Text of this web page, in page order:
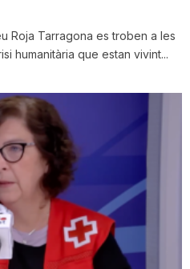
Roja Tarragona es troben a les
humanitària que estan vivint...